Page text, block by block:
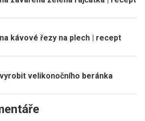
kávové řezy na plech | recept
velikonočního beránka